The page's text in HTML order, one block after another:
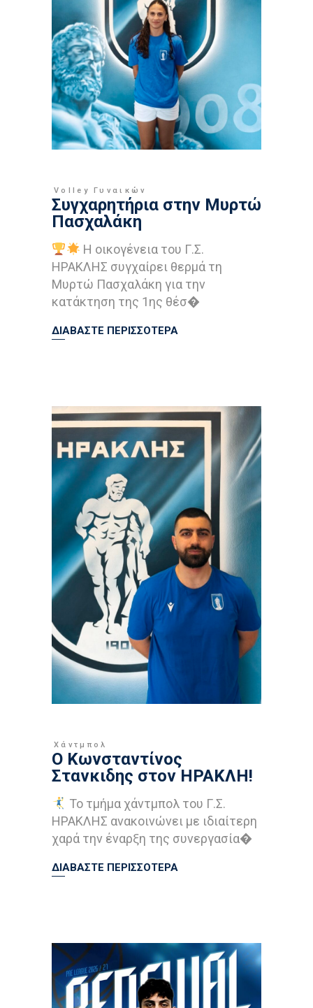
Volley Γυναικών
Συγχαρητήρια στην Μυρτώ
Πασχαλάκη
Η οικογένεια του Γ.Σ.
ΗΡΑΚΛΗΣ συγχαίρει θερμά τη
Μυρτώ Πασχαλάκη για την
κατάκτηση της 1ης θέσ�
ΔΙΑΒΑΣΤΕ ΠΕΡΙΣΣΟΤΕΡΑ
Χάντμπολ
O Κωνσταντίνος
Στανκιδης στον ΗΡΑΚΛΗ!
Το τμήμα χάντμπολ του Γ.Σ.
ΗΡΑΚΛΗΣ ανακοινώνει με ιδιαίτερη
χαρά την έναρξη της συνεργασία�
ΔΙΑΒΑΣΤΕ ΠΕΡΙΣΣΟΤΕΡΑ